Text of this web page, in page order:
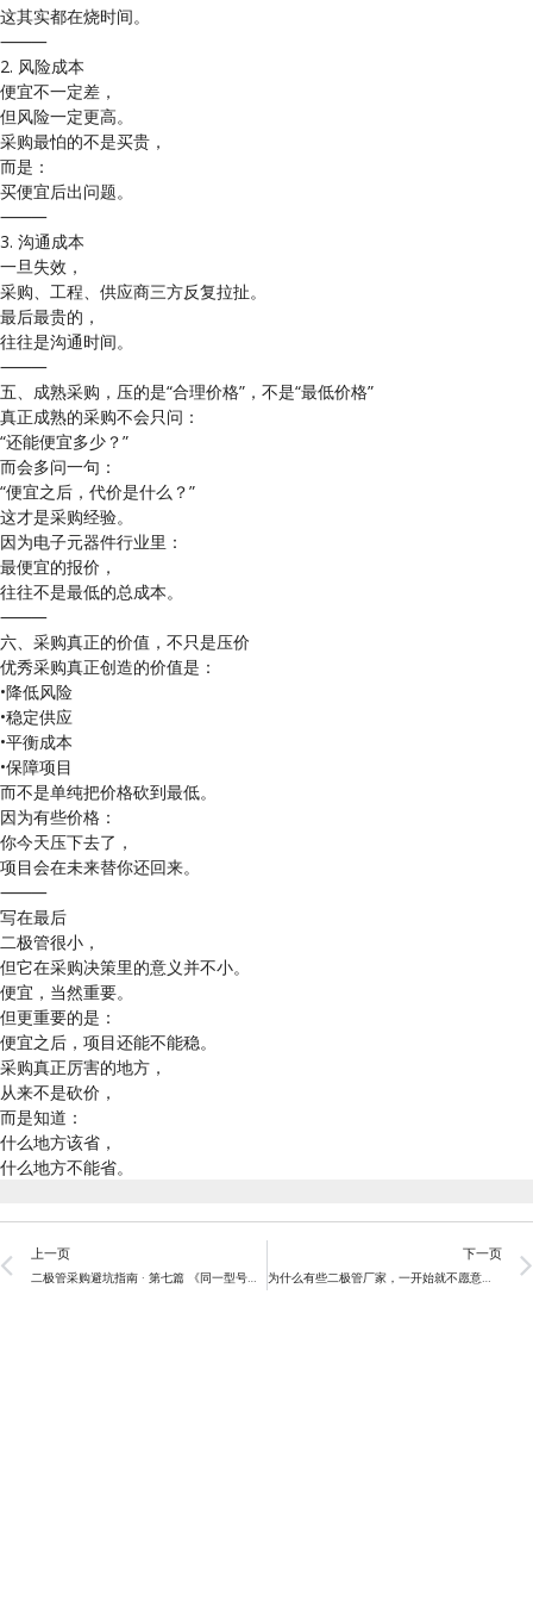
这其实都在烧时间。
⸻
2. 风险成本
便宜不一定差，
但风险一定更高。
采购最怕的不是买贵，
而是：
买便宜后出问题。
⸻
3. 沟通成本
一旦失效，
采购、工程、供应商三方反复拉扯。
最后最贵的，
往往是沟通时间。
⸻
五、成熟采购，压的是“合理价格”，不是“最低价格”
真正成熟的采购不会只问：
“还能便宜多少？”
而会多问一句：
“便宜之后，代价是什么？”
这才是采购经验。
因为电子元器件行业里：
最便宜的报价，
往往不是最低的总成本。
⸻
六、采购真正的价值，不只是压价
优秀采购真正创造的价值是：
•降低风险
•稳定供应
•平衡成本
•保障项目
而不是单纯把价格砍到最低。
因为有些价格：
你今天压下去了，
项目会在未来替你还回来。
⸻
写在最后
二极管很小，
但它在采购决策里的意义并不小。
便宜，当然重要。
但更重要的是：
便宜之后，项目还能不能稳。
采购真正厉害的地方，
从来不是砍价，
而是知道：
什么地方该省，
什么地方不能省。
Prev
上一页
二极管采购避坑指南 · 第七篇 《同一型号不同品牌，差距到底在哪里？》
下一页
为什么有些二极管厂家，一开始就不愿意接小客户？